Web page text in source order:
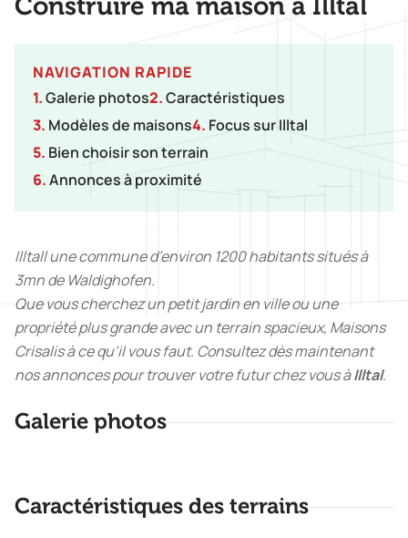
Construire ma maison à Illtal
NAVIGATION RAPIDE
1.Galerie photos2.Caractéristiques
3. Modèles de maisons4. Focus sur Illtal
5. Bien choisir son terrain
6.Annonces à proximité
Illtall une commune d’environ 1200 habitants situés à
3mn de Waldighofen.
Que vous cherchez un petit jardin en ville ou une
propriété plus grande avec un terrain spacieux, Maisons
Crisalis à ce qu’il vous faut. Consultez dès maintenant
nos annonces pour trouver votre futur chez vous àIlltal.
Galerie photos
Caractéristiques des terrains